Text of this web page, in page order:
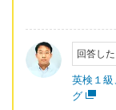
回答し
英検１級
グ